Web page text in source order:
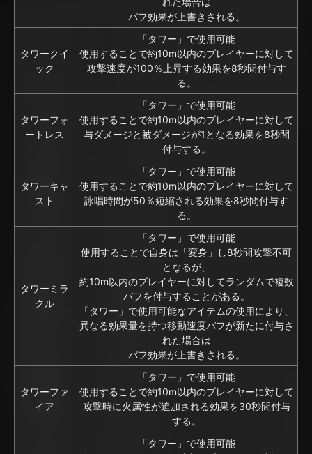
バフ効果が上書きされる。
タワークイ
ック
「タワー」で使用可能
使用することで約10m以内のプレイヤーに対して
攻撃速度が100％上昇する効果を8秒間付与す
る。
タワーフォ
ートレス
「タワー」で使用可能
使用することで約10m以内のプレイヤーに対して
与ダメージと被ダメージが1となる効果を8秒間
付与する。
タワーキャ
スト
「タワー」で使用可能
使用することで約10m以内のプレイヤーに対して
詠唱時間が50％短縮される効果を8秒間付与す
る。
タワーミラ
クル
「タワー」で使用可能
使用することで自身は「変身」し8秒間攻撃不可
となるが、
約10m以内のプレイヤーに対してランダムで複数
バフを付与することがある。
「タワー」で使用可能なアイテムの使用により、
異なる効果量を持つ移動速度バフが新たに付与さ
れた場合は
バフ効果が上書きされる。
タワーファ
イア
「タワー」で使用可能
使用することで約10m以内のプレイヤーに対して
攻撃時に火属性が追加される効果を30秒間付与
する。
「タワー」で使用可能